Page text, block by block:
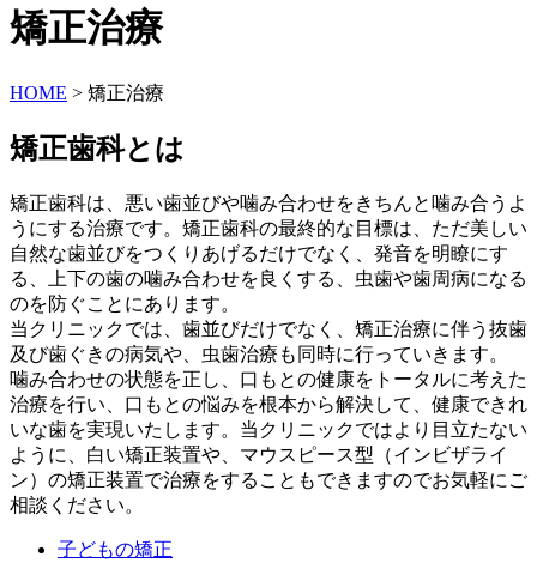
矯正治療
HOME > 矯正治療
矯正歯科とは
矯正歯科は、悪い歯並びや噛み合わせをきちんと噛み合うよ
うにする治療です。矯正歯科の最終的な目標は、ただ美しい
自然な歯並びをつくりあげるだけでなく、発音を明瞭にす
る、上下の歯の噛み合わせを良くする、虫歯や歯周病になる
のを防ぐことにあります。
当クリニックでは、歯並びだけでなく、矯正治療に伴う抜歯
及び歯ぐきの病気や、虫歯治療も同時に行っていきます。
噛み合わせの状態を正し、口もとの健康をトータルに考えた
治療を行い、口もとの悩みを根本から解決して、健康できれ
いな歯を実現いたします。当クリニックではより目立たない
ように、白い矯正装置や、マウスピース型（インビザライ
ン）の矯正装置で治療をすることもできますのでお気軽にご
相談ください。
子どもの矯正